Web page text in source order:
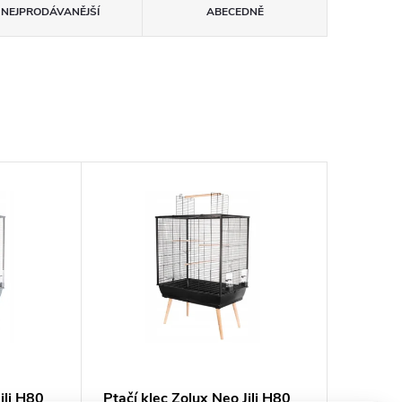
NEJPRODÁVANĚJŠÍ ABECEDNĚ